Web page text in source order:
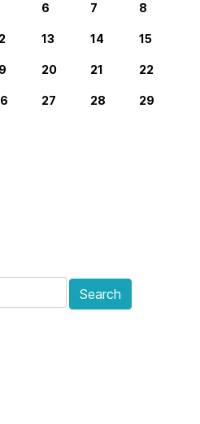
6 7 8
13 14 15
20 21 22
27 28 29